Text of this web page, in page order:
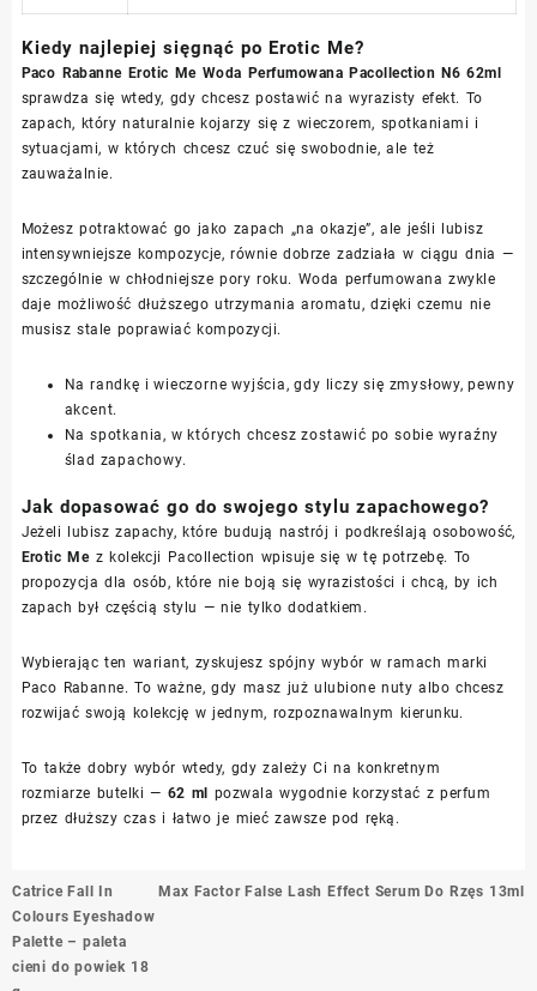
Kiedy najlepiej sięgnąć po Erotic Me?
Paco Rabanne Erotic Me Woda Perfumowana Pacollection N6 62ml
sprawdza się wtedy, gdy chcesz postawić na wyrazisty efekt. To
zapach, który naturalnie kojarzy się z wieczorem, spotkaniami i
sytuacjami, w których chcesz czuć się swobodnie, ale też
zauważalnie.
Możesz potraktować go jako zapach „na okazje”, ale jeśli lubisz
intensywniejsze kompozycje, równie dobrze zadziała w ciągu dnia —
szczególnie w chłodniejsze pory roku. Woda perfumowana zwykle
daje możliwość dłuższego utrzymania aromatu, dzięki czemu nie
musisz stale poprawiać kompozycji.
Na randkę i wieczorne wyjścia, gdy liczy się zmysłowy, pewny
akcent.
Na spotkania, w których chcesz zostawić po sobie wyraźny
ślad zapachowy.
Jak dopasować go do swojego stylu zapachowego?
Jeżeli lubisz zapachy, które budują nastrój i podkreślają osobowość,
Erotic Mez kolekcji Pacollection wpisuje się w tę potrzebę. To
propozycja dla osób, które nie boją się wyrazistości i chcą, by ich
zapach był częścią stylu — nie tylko dodatkiem.
Wybierając ten wariant, zyskujesz spójny wybór w ramach marki
Paco Rabanne. To ważne, gdy masz już ulubione nuty albo chcesz
rozwijać swoją kolekcję w jednym, rozpoznawalnym kierunku.
To także dobry wybór wtedy, gdy zależy Ci na konkretnym
rozmiarze butelki — 62 ml pozwala wygodnie korzystać z perfum
przez dłuższy czas i łatwo je mieć zawsze pod ręką.
Nawigacja
wpisu
Catrice Fall In
Colours Eyeshadow
Palette – paleta
cieni do powiek 18
Max Factor False Lash Effect Serum Do Rzęs 13ml